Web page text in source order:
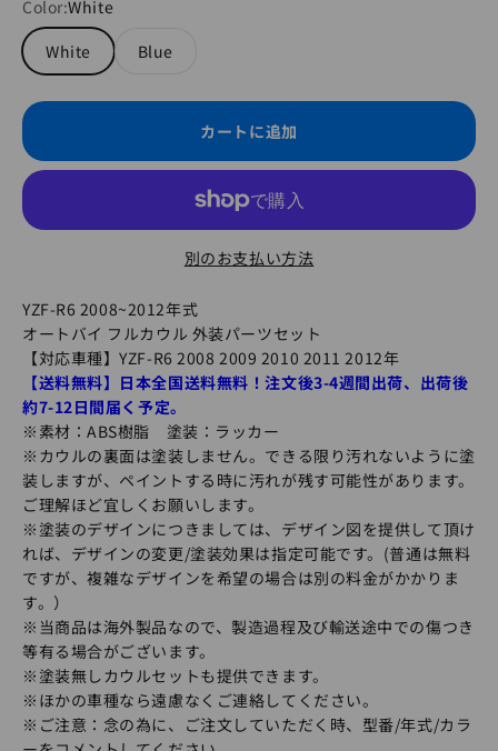
Color:White
White
Blue
カートに追加
別のお支払い方法
YZF-R6 2008~2012年式
オートバイ フルカウル 外装パーツセット
【対応車種】YZF-R6 2008 2009 2010 2011 2012年
【送料無料】日本全国送料無料！注文後3-4週間出荷、出荷後
約7-12日間届く予定。
※素材：ABS樹脂 塗装：ラッカー
※カウルの裏面は塗装しません。できる限り汚れないように塗
装しますが、ペイントする時に汚れが残す可能性があります。
ご理解ほど宜しくお願いします。
※塗装のデザインにつきましては、デザイン図を提供して頂け
れば、デザインの変更/塗装効果は指定可能です。(普通は無料
ですが、複雑なデザインを希望の場合は別の料金がかかりま
す。）
※当商品は海外製品なので、製造過程及び輸送途中での傷つき
等有る場合がございます。
※塗装無しカウルセットも提供できます。
※ほかの車種なら遠慮なくご連絡してください。
※ご注意：念の為に、ご注文していただく時、型番/年式/カラ